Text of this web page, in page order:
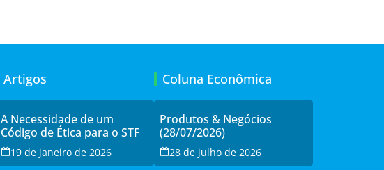
Artigos
A Necessidade de um
Código de Ética para o STF
19 de janeiro de 2026
Coluna Econômica
Produtos & Negócios
(28/07/2026)
28 de julho de 2026